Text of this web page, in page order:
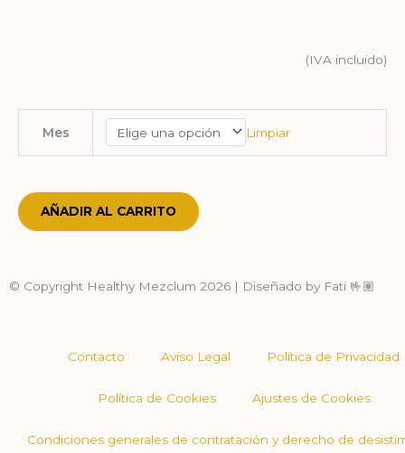
(IVA incluido)
Mes Limpiar
CONSTRUYE
TU
cantidad
AÑADIR AL CARRITO
© Copyright Healthy Mezclum 2026 | Diseñado by Fati 🤟🏽
Contacto Aviso Legal Política de Privacidad
Política de Cookies Ajustes de Cookies
Condiciones generales de contratación y derecho de